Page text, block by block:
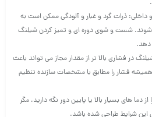
ذرات گرد و غبار و آلودگی ممکن است به
شست‌ و شوی دوره‌ ای و تمیز کردن شیلنگ
دهد.
در فشاری بالا تر از مقدار مجاز می‌ تواند باعث
فشار را مطابق با مشخصات سازنده تنظیم
دما های بسیار بالا یا پایین دور نگه دارید، مگر
این شرایط طراحی شده باشد.